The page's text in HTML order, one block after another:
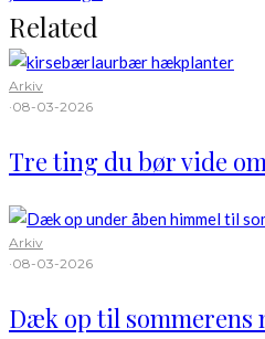
Related
Arkiv
·08-03-2026
Tre ting du bør vide
Arkiv
·08-03-2026
Dæk op til sommerens